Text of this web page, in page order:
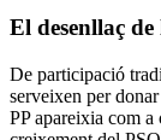
El desenllaç de
De participació
serveixen per
PP apareixia com a